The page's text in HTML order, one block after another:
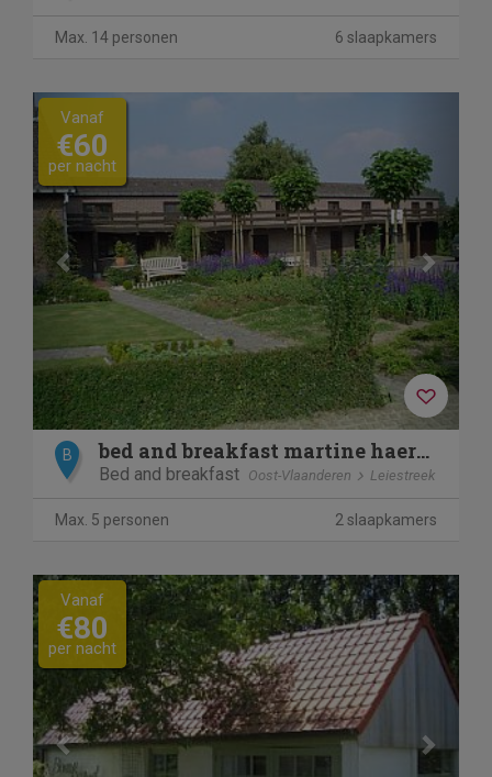
Max. 14 personen 6 slaapkamers
Previous
Vanaf
€60
per nacht
B bed and breakfast martine haerens
Bed and breakfast Oost-Vlaanderen Leiestreek
Max. 5 personen 2 slaapkamers
Previous Next
Vanaf
€80
per nacht